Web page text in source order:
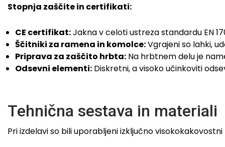
Stopnja zaščite in certifikati:
CE certifikat:Jakna v celoti ustreza standardu EN
Ščitniki za ramena in komolce:Vgrajeni so lahki,
Priprava za zaščito hrbta: Na hrbtnem delu je
Odsevni elementi: Diskretni, a visoko učinkoviti
Tehnična sestava in materiali
Pri izdelavi so bili uporabljeni izključno